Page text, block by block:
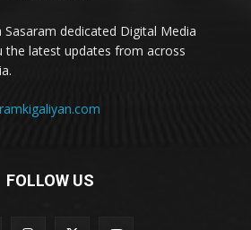
Sasaram dedicated Digital Media
the latest updates from across
FOLLOW US